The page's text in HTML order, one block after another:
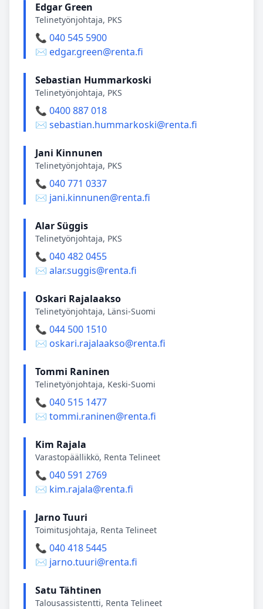
Edgar Green
Telinetyönjohtaja, PKS
📞 040 545 5900
✉️ edgar.green@renta.fi
Sebastian Hummarkoski
Telinetyönjohtaja, PKS
📞 0400 887 018
✉️ sebastian.hummarkoski@renta.fi
Jani Kinnunen
Telinetyönjohtaja, PKS
📞 040 771 0337
✉️ jani.kinnunen@renta.fi
Alar Süggis
Telinetyönjohtaja, PKS
📞 040 482 0455
✉️ alar.suggis@renta.fi
Oskari Rajalaakso
Telinetyönjohtaja, Länsi-Suomi
📞 044 500 1510
✉️ oskari.rajalaakso@renta.fi
Tommi Raninen
Telinetyönjohtaja, Keski-Suomi
📞 040 515 1477
✉️ tommi.raninen@renta.fi
Kim Rajala
Varastopäällikkö, Renta Telineet
📞 040 591 2769
✉️ kim.rajala@renta.fi
Jarno Tuuri
Toimitusjohtaja, Renta Telineet
📞 040 418 5445
✉️ jarno.tuuri@renta.fi
Satu Tähtinen
Talousassistentti, Renta Telineet